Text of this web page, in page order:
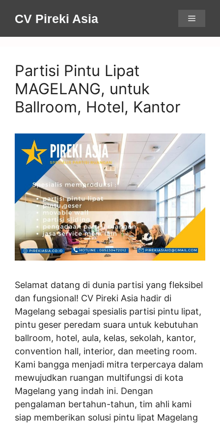
CV Pireki Asia Menu
Partisi Pintu Lipat
MAGELANG, untuk
Ballroom, Hotel, Kantor
Selamat datang di dunia partisi yang fleksibel
dan fungsional! CV Pireki Asia hadir di
Magelang sebagai spesialis partisi pintu lipat,
pintu geser peredam suara untuk kebutuhan
ballroom, hotel, aula, kelas, sekolah, kantor,
convention hall, interior, dan meeting room.
Kami bangga menjadi mitra terpercaya dalam
mewujudkan ruangan multifungsi di kota
Magelang yang indah ini. Dengan
pengalaman bertahun-tahun, tim ahli kami
siap memberikan solusi pintu lipat Magelang